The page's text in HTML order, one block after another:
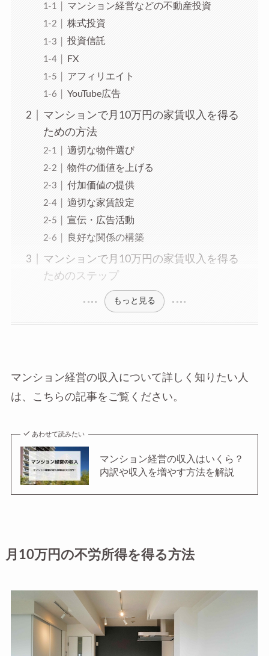
マンション経営などの不動産投資
株式投資
投資信託
FX
アフィリエイト
YouTube広告
マンションで月10万円の家賃収入を得る
ための方法
適切な物件選び
物件の価値を上げる
付加価値の提供
適切な家賃設定
宣伝・広告活動
良好な関係の構築
マンションで月10万円の家賃収入を得る
ためのステップ
もっと見る
マンション経営の収入について詳しく知りたい人
は、こちらの記事をご覧ください。
あわせて読みたい
マンション経営の収入はいくら？
内訳や収入を増やす方法を解説
月10万円の不労所得を得る方法